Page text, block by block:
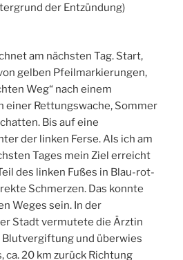
der Entzündung)
am nächsten Tag. Start,
gelben Pfeilmarkierungen,
Weg“ nach einem
einer Rettungswache, Sommer
Bis auf eine
der linken Ferse. Als ich am
Tages mein Ziel erreicht
des linken Fußes in Blau-rot-
Schmerzen. Das konnte
Weges sein. In der
Stadt vermutete die Ärztin
und überwies
ca. 20 km zurück Richtung